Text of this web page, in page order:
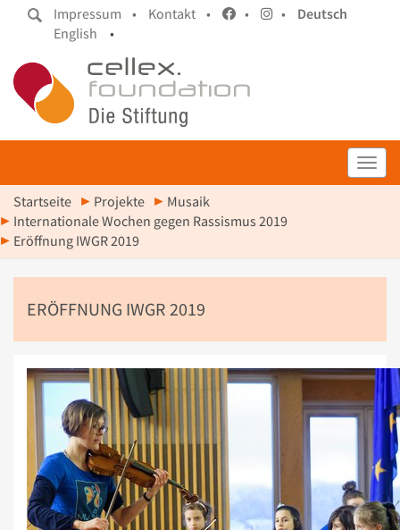
Impressum • Kontakt • • •
Deutsch
English
•
Startseite Projekte
Musaik
Internationale Wochen gegen Rassismus 2019
Eröffnung IWGR 2019
ERÖFFNUNG IWGR 2019